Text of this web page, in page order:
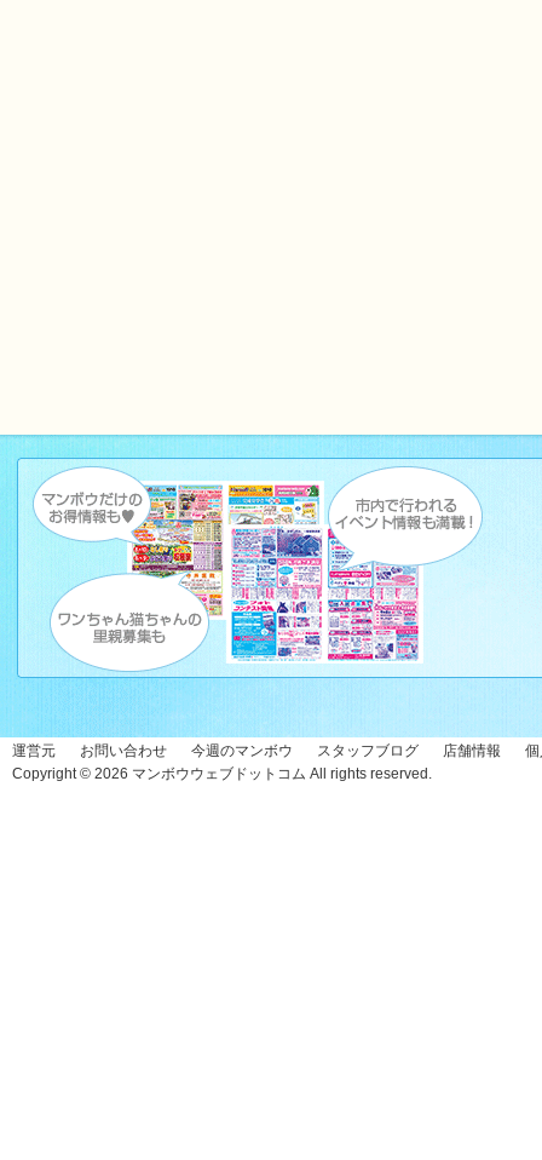
運営元 お問い合わせ 今週のマンボウ スタッフブログ 店舗情報
Copyright © 2026 マンボウウェブドットコム All rights reserved.